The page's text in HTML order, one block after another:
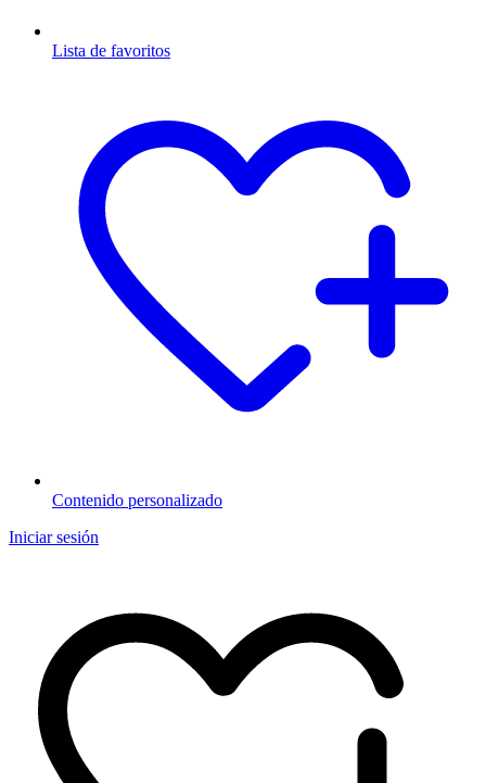
Lista de favoritos
Contenido personalizado
Iniciar sesión